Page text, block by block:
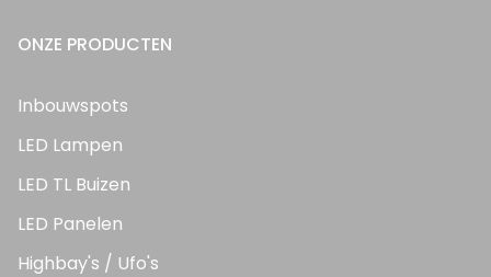
ONZE PRODUCTEN
Inbouwspots
LED Lampen
LED TL Buizen
LED Panelen
Highbay's / Ufo's